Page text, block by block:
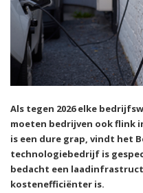
Als tegen 2026 elke
moeten bedrijven ook flink
is een dure grap, vindt het
technologiebedrijf is
bedacht een
kostenefficiënter is.